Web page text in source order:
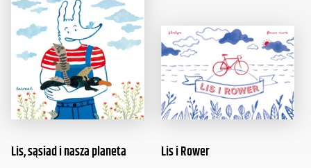
Lis, sąsiad i nasza planeta Lis i Rower